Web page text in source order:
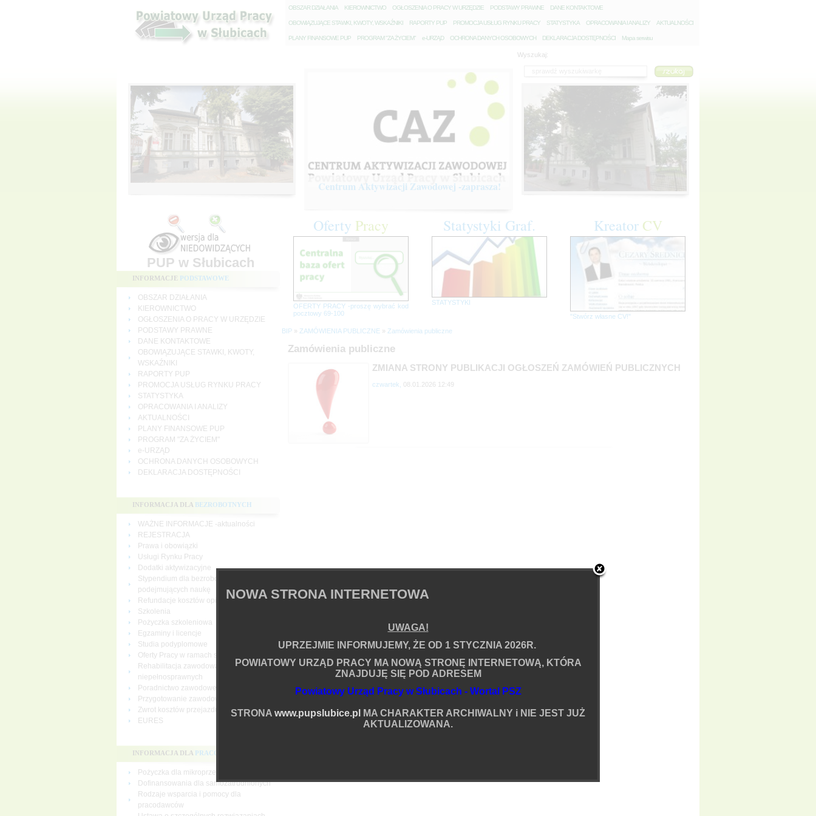
OBSZAR DZIAŁANIA KIEROWNICTWO OGŁOSZENIA O PRACY W URZĘDZIE PODSTAWY PRAWNE DANE KONTAKTOWE
OBOWIĄZUJĄCE STAWKI, KWOTY, WSKAŹNIKI RAPORTY PUP PROMOCJA USŁUG RYNKU PRACY STATYSTYKA OPRACOWANIA I ANALIZY AKTUALNOŚCI
PLANY FINANSOWE PUP PROGRAM "ZA ŻYCIEM" e-URZĄD OCHRONA DANYCH OSOBOWYCH DEKLARACJA DOSTĘPNOŚCI Mapa serwisu
Wyszukaj:
Centrum Aktywizacji Zawodowej -zaprasza!
PUP w Słubicach
INFORMACJE PODSTAWOWE
OBSZAR DZIAŁANIA
KIEROWNICTWO
OGŁOSZENIA O PRACY W URZĘDZIE
PODSTAWY PRAWNE
DANE KONTAKTOWE
OBOWIĄZUJĄCE STAWKI, KWOTY,
WSKAŹNIKI
RAPORTY PUP
PROMOCJA USŁUG RYNKU PRACY
STATYSTYKA
OPRACOWANIA I ANALIZY
AKTUALNOŚCI
PLANY FINANSOWE PUP
PROGRAM "ZA ŻYCIEM"
e-URZĄD
OCHRONA DANYCH OSOBOWYCH
DEKLARACJA DOSTĘPNOŚCI
INFORMACJA DLA BEZROBOTNYCH
WAŻNE INFORMACJE -aktualności
REJESTRACJA
Prawa i obowiązki
Usługi Rynku Pracy
Dodatki aktywizacyjne
Stypendium dla bezrobotnych
podejmujących naukę
Refundacje kosztów opieki nad dzieckiem
Szkolenia
Pożyczka szkoleniowa
Egzaminy i licencje
Studia podyplomowe
Oferty Pracy w ramach sieci EURES
Rehabilitacja zawodowa osób
niepełnosprawnych
Poradnictwo zawodowe
Przygotowanie zawodowe dorosłych
Zwrot kosztów przejazdu i zakwaterowania
EURES
INFORMACJA DLA PRACODAWCÓW
Pożyczka dla mikroprzedsiębiorców
Dofinansowania dla samozatrudnionych
Rodzaje wsparcia i pomocy dla
pracodawców
Oferty Pracy
OFERTY PRACY -proszę wybrać kod
pocztowy 69-100
Statystyki Graf.
STATYSTYKI
Kreator CV
"Stwórz własne CV!"
BIP » ZAMÓWIENIA PUBLICZNE » Zamówienia publiczne
Zamówienia publiczne
ZMIANA STRONY PUBLIKACJI OGŁOSZEŃ ZAMÓWIEŃ PUBLICZNYCH
czwartek, 08.01.2026 12:49
NOWA STRONA INTERNETOWA
UWAGA!
UPRZEJMIE INFORMUJEMY, ŻE OD 1 STYCZNIA 2026R.
POWIATOWY URZĄD PRACY MA NOWĄ STRONĘ INTERNETOWĄ, KTÓRA
ZNAJDUJĘ SIĘ POD ADRESEM
Powiatowy Urząd Pracy w Słubicach - Wortal PSZ
STRONA www.pupslubice.pl
MA CHARAKTER ARCHIWALNY i NIE JEST JUŻ
AKTUALIZOWANA.